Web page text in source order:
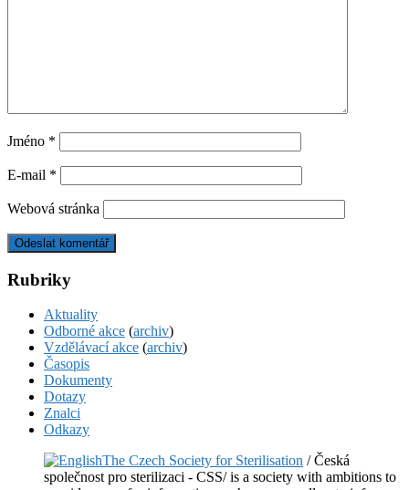
Jméno *
E-mail *
Webová stránka
Rubriky
Aktuality
Odborné akce (archiv)
Vzdělávací akce (archiv)
Časopis
Dokumenty
Dotazy
Znalci
Odkazy
The Czech Society for Sterilisation / Česká
společnost pro sterilizaci - CSS/ is a society with ambitions to